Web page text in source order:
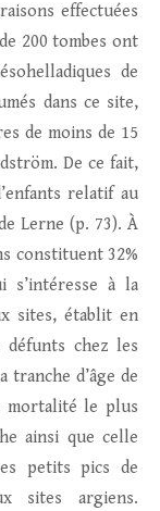
effectuées
200 tombes ont
de
dans ce site,
de moins de 15
De ce fait,
relatif au
Lerne (p. 73). À
constituent 32%
s’intéresse à la
sites, établit en
chez les
tranche d’âge de
mortalité le plus
ainsi que celle
petits pics de
sites argiens.